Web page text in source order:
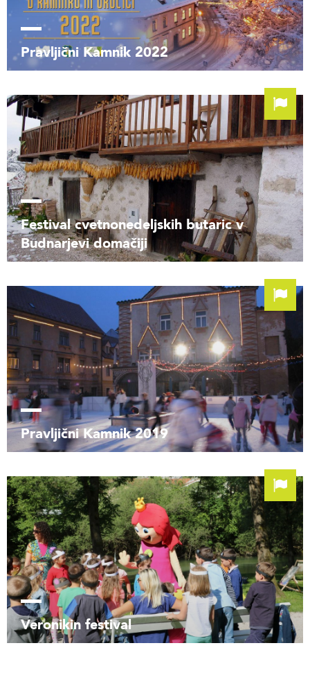
Pravljični Kamnik 2022
Festival cvetnonedeljskih butaric v
Budnarjevi domačiji
Pravljični Kamnik 2019
Veronikin festival